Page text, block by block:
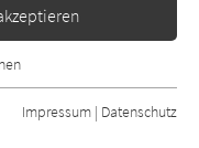
Funktionen der
dass die Webseite
Impressum | Datenschutz